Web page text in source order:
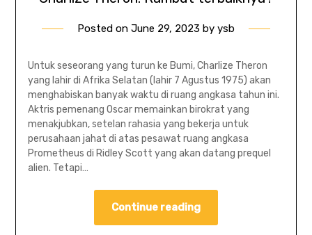
Posted on June 29, 2023 by ysb
Untuk seseorang yang turun ke Bumi, Charlize Theron
yang lahir di Afrika Selatan (lahir 7 Agustus 1975) akan
menghabiskan banyak waktu di ruang angkasa tahun ini.
Aktris pemenang Oscar memainkan birokrat yang
menakjubkan, setelan rahasia yang bekerja untuk
perusahaan jahat di atas pesawat ruang angkasa
Prometheus di Ridley Scott yang akan datang prequel
alien. Tetapi…
Continue reading